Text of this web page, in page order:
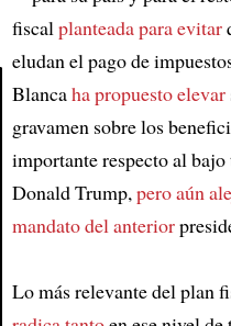
Article
fiscalplanteada para evitar
eludan el pago de
Blancaha propuesto elevar
gravamen sobre los
importante respecto al
Donald Trump,pero aún
mandato del anterior
Lo más relevante del plan